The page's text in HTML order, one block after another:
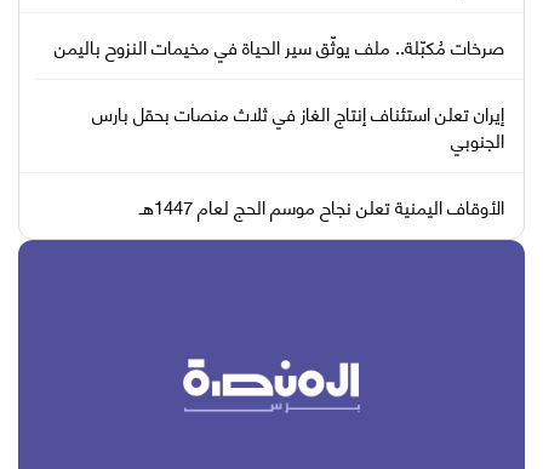
صرخات مُكبّلة.. ملف يوثّق سير الحياة في مخيمات النزوح باليمن
إيران تعلن استئناف إنتاج الغاز في ثلاث منصات بحقل بارس
الجنوبي
الأوقاف اليمنية تعلن نجاح موسم الحج لعام 1447هـ